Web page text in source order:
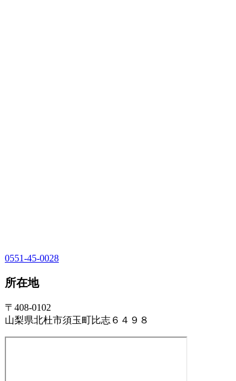
0551-45-0028
所在地
〒408-0102
山梨県北杜市須玉町比志６４９８